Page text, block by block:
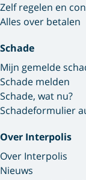
Zelf regelen en
Alles over betalen
Schade
Mijn gemelde
Schade melden
Schade, wat nu?
Schadeformulier
Over Interpolis
Over Interpolis
Nieuws